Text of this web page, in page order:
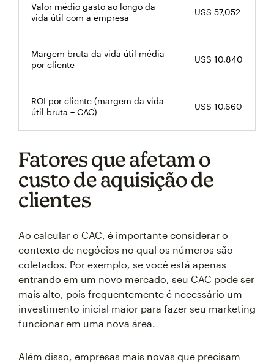
Valor médio gasto ao longo da
vida útil com a empresa
US$ 57,052
Margem bruta da vida útil média
por cliente
US$ 10,840
ROI por cliente (margem da vida
útil bruta − CAC)
US$ 10,660
Fatores que afetam o
custo de aquisição de
clientes
Ao calcular o CAC, é importante considerar o
contexto de negócios no qual os números são
coletados. Por exemplo, se você está apenas
entrando em um novo mercado, seu CAC pode ser
mais alto, pois frequentemente é necessário um
investimento inicial maior para fazer seu marketing
funcionar em uma nova área.
Além disso, empresas mais novas que precisam